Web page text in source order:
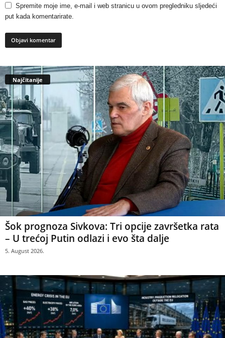
Spremite moje ime, e-mail i web stranicu u ovom pregledniku sljedeći
put kada komentarirate.
Najčitanije
Šok prognoza Sivkova: Tri opcije završetka rata
– U trećoj Putin odlazi i evo šta dalje
5. August 2026.